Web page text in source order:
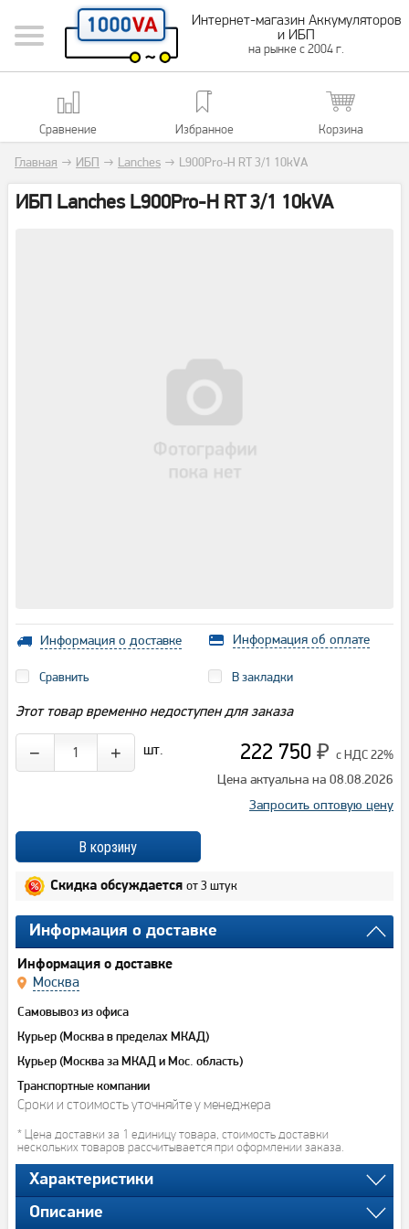
Интернет-магазин Аккумуляторов
и ИБП
на рынке с 2004 г.
Сравнение Избранное Корзина
Главная → ИБП → Lanches → L900Pro-H RT 3/1 10kVA
ИБП Lanches L900Pro-H RT 3/1 10kVA
Информация о доставке Информация об оплате
Сравнить В закладки
Этот товар временно недоступен для заказа
− + шт. 222 750 ₽ с НДС 22%
Цена актуальна на 08.08.2026
Запросить оптовую цену
Скидка обсуждается от 3 штук
Информация о доставке
Информация о доставке
Москва
Самовывоз из офиса
Курьер (Москва в пределах МКАД)
Курьер (Москва за МКАД и Мос. область)
Транспортные компании
Сроки и стоимость уточняйте у менеджера
* Цена доставки за 1 единицу товара, стоимость доставки
нескольких товаров рассчитывается при оформлении заказа.
Характеристики
Описание